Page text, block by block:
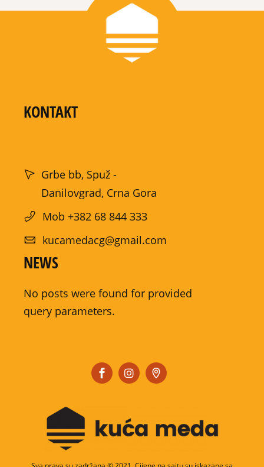
KONTAKT
Grbe bb, Spuž -
Danilovgrad, Crna Gora
Mob +382 68 844 333
kucamedacg@gmail.com
NEWS
No posts were found for provided
query parameters.